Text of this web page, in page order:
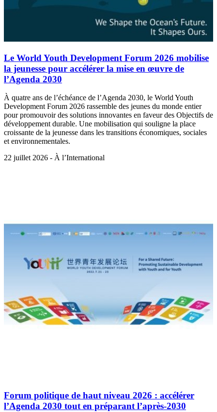
Le World Youth Development Forum 2026 mobilise
la jeunesse pour accélérer la mise en œuvre de
l’Agenda 2030
À quatre ans de l’échéance de l’Agenda 2030, le World Youth
Development Forum 2026 rassemble des jeunes du monde entier
pour promouvoir des solutions innovantes en faveur des Objectifs de
développement durable. Une mobilisation qui souligne la place
croissante de la jeunesse dans les transitions économiques, sociales
et environnementales.
22 juillet 2026 - À l’International
Forum politique de haut niveau 2026 : accélérer
l’Agenda 2030 tout en préparant l’après-2030